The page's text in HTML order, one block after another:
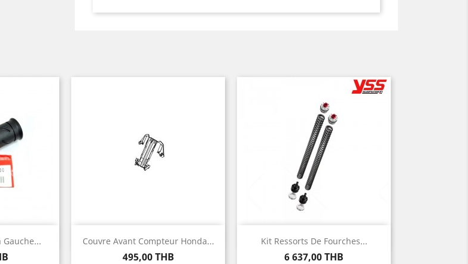
Gauche... Couvre Avant Compteur Honda...
Prix
495,00 THB
Aperçu rapide Kit Ressorts De Fourches...
Prix
6 637,00 THB
Aperçu rapide